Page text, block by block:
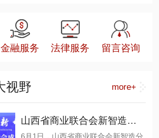
金融服务 法律服务 留言咨询
视野 more+
山西省商业联合会新智造分会成立大会在太原召开